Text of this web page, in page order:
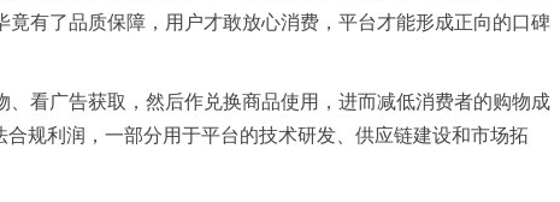
有了品质保障，用户才敢放心消费，平台才能形成正向的口碑
看广告获取，然后作兑换商品使用，进而减低消费者的购物成
规利润，一部分用于平台的技术研发、供应链建设和市场拓